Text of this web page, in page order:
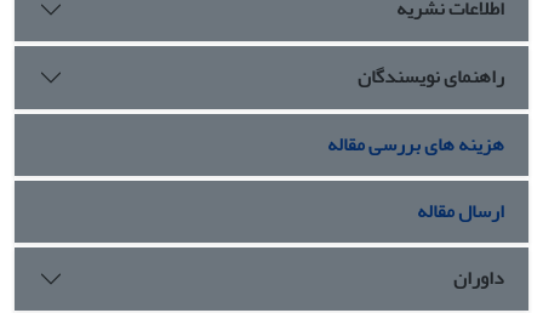
اطلاعات نشریه
راهنمای نویسندگان
هزینه های بررسی مقاله
ارسال مقاله
داوران